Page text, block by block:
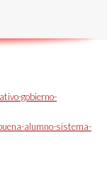
gobierno-
alumno-sistema-